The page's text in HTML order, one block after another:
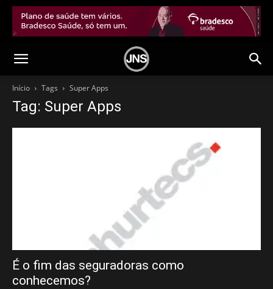
Início Tags Super Apps
Tag: Super Apps
É o fim das seguradoras como
conhecemos?